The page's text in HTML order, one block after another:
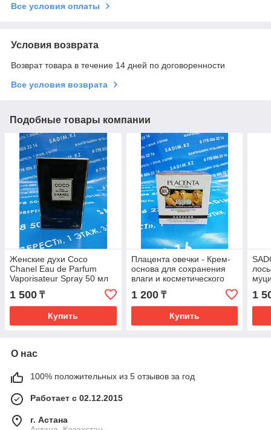
Все условия оплаты
Условия возврата
Возврат товара в течение 14 дней по договоренности
Все условия возврата
Подобные товары компании
Женские духи Coco
Chanel Eau de Parfum
Vaporisateur Spray 50 мл
1 500 ₸
Купить
Плацента овечки - Крем-
основа для сохранения
влаги и косметического
отбеливания
1 200₸
Купить
1
О нас
100% положительных из 5 отзывов за год
Работает с 02.12.2015
г. Астана